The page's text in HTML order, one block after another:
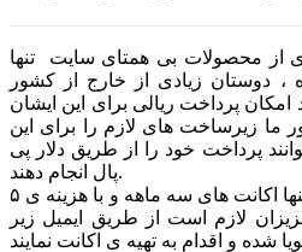
از محصولات بی همتای سایت تنها
دوستان زیادی از خارج از کشور
پرداخت ریالی برای این ایشان
ما زیرساخت های لازم را برای این
پرداخت خود را از طریق دلار پی
پال انجام دهند.
برای دوستان خارج از کشور تنها اکانت های سه ماهه و با هزینه ی ۵
لازم است از طریق ایمیل زیر